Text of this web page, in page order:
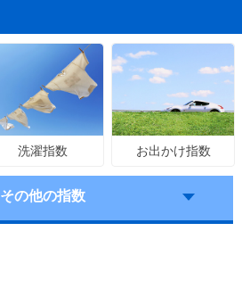
洗濯指数 お出かけ指数
その他の指数